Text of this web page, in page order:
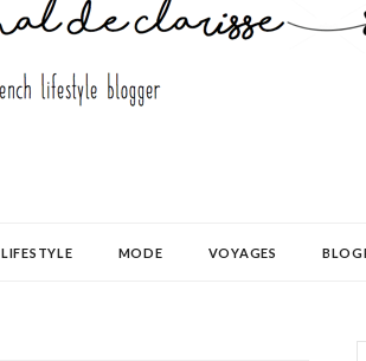
LIFESTYLE MODE VOYAGES